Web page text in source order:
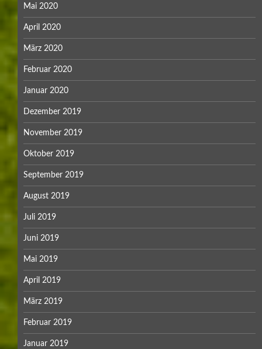
Mai 2020
April 2020
März 2020
Februar 2020
Januar 2020
Dezember 2019
November 2019
Oktober 2019
September 2019
August 2019
Juli 2019
Juni 2019
Mai 2019
April 2019
März 2019
Februar 2019
Januar 2019